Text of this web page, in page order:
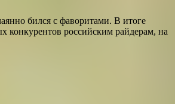
бился с фаворитами. В итоге
российским райдерам, на